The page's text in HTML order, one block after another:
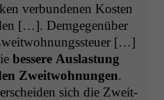
ver­bun­de­nen Kosten
[…]. Demge­genüber
[…]
bessere Aus­las­tung
Zweit­woh­nun­gen.
sich die Zweit­